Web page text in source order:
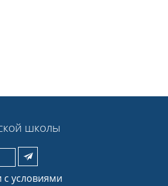
школы
с условиями